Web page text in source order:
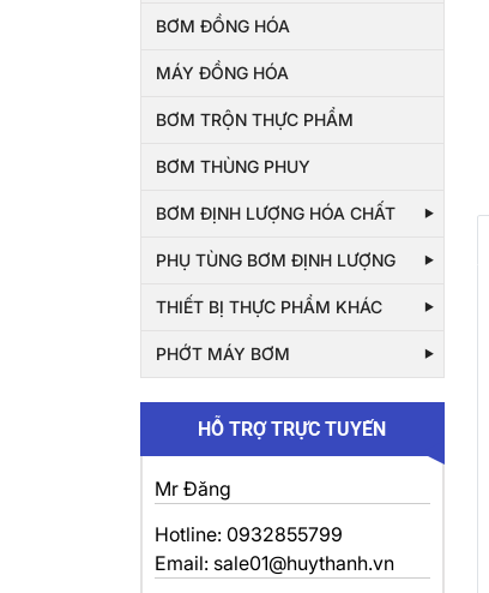
BƠM ĐỒNG HÓA
MÁY ĐỒNG HÓA
BƠM TRỘN THỰC PHẨM
BƠM THÙNG PHUY
BƠM ĐỊNH LƯỢNG HÓA CHẤT
PHỤ TÙNG BƠM ĐỊNH LƯỢNG
THIẾT BỊ THỰC PHẨM KHÁC
PHỚT MÁY BƠM
HỖ TRỢ TRỰC TUYẾN
Mr Đăng
Hotline: 0932855799
Email: sale01@huythanh.vn